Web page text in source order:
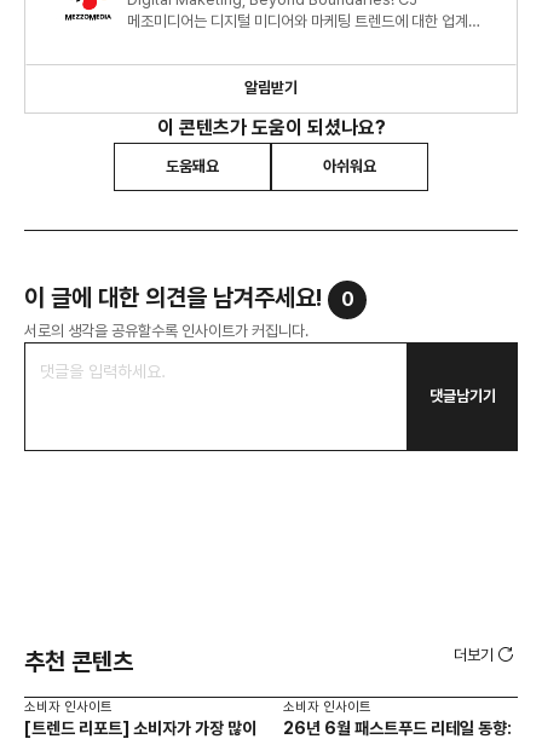
메조미디어는 디지털 미디어와 마케팅 트렌드에 대한 업계
알림받기
이 콘텐츠가 도움이 되셨나요?
도움돼요 아쉬워요
이 글에 대한 의견을 남겨주세요! 0
서로의 생각을 공유할수록 인사이트가 커집니다.
댓글남기기
추천 콘텐츠 더보기
소비자 인사이트
[트렌드 리포트] 소비자가 가장 많이
소비자 인사이트
26년 6월 패스트푸드 리테일 동향: